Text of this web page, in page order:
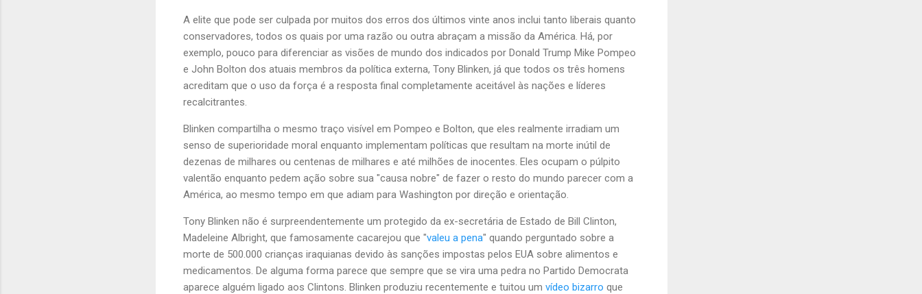
A elite que pode ser culpada por muitos dos erros dos últimos vinte anos inclui tanto liberais quanto
conservadores, todos os quais por uma razão ou outra abraçam a missão da América. Há, por
exemplo, pouco para diferenciar as visões de mundo dos indicados por Donald Trump Mike Pompeo
e John Bolton dos atuais membros da política externa, Tony Blinken, já que todos os três homens
acreditam que o uso da força é a resposta final completamente aceitável às nações e líderes
recalcitrantes.
Blinken compartilha o mesmo traço visível em Pompeo e Bolton, que eles realmente irradiam um
senso de superioridade moral enquanto implementam políticas que resultam na morte inútil de
dezenas de milhares ou centenas de milhares e até milhões de inocentes. Eles ocupam o púlpito
valentão enquanto pedem ação sobre sua "causa nobre" de fazer o resto do mundo parecer com a
América, ao mesmo tempo em que adiam para Washington por direção e orientação.
Tony Blinken não é surpreendentemente um protegido da ex-secretária de Estado de Bill Clinton,
Madeleine Albright, que famosamente cacarejou que "valeu a pena" quando perguntado sobre a
morte de 500.000 crianças iraquianas devido às sanções impostas pelos EUA sobre alimentos e
medicamentos. De alguma forma parece que sempre que se vira uma pedra no Partido Democrata
aparece alguém ligado aos Clintons. Blinken produziu recentemente e tuitou um vídeo bizarro que